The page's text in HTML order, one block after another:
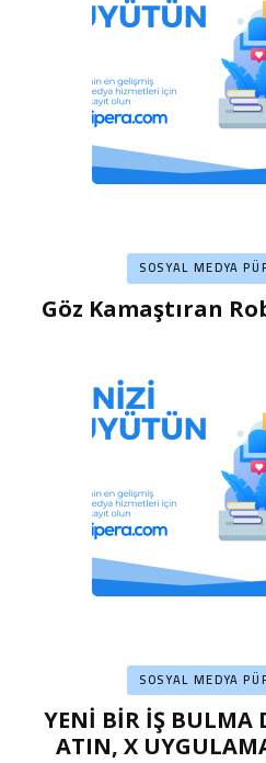
SOSYAL MEDYA
Göz Kamaştıran
SOSYAL MEDYA
YENİ BİR İŞ BULMA
ATIN, X